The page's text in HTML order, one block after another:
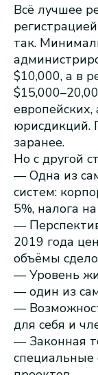
Всё лучшее
так.
$10,000, а в
юрисдикций.
заранее.
Но с другой
— Одна из
систем:
5%, налога
—
2019 года
объёмы
— Уровень
— один из
—
для себя и
— Законная